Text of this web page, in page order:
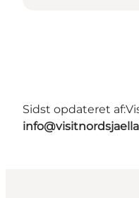
Sidst opdateret af: